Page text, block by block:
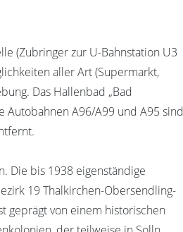
(Zubringer zur U-Bahnstation U3
aller Art (Supermarkt,
Das Hallenbad „Bad
Autobahnen A96/A99 und A95 sind
Die bis 1938 eigenständige
19 Thalkirchen-Obersendling-
geprägt von einem historischen